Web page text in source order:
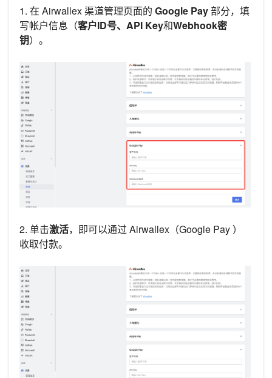
1. 在 Airwallex 渠道管理页面的 Google Pay部分，填
写帐户信息（客户ID号、API Key和Webhook密
钥）。
2. 单击激活，即可以通过 Airwallex（Google Pay ）
收取付款。